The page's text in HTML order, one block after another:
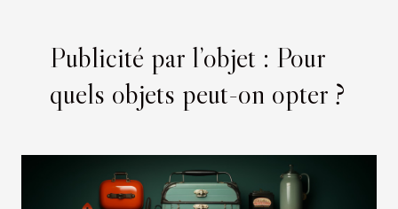
Publicité par l’objet : Pour
quels objets peut-on opter ?